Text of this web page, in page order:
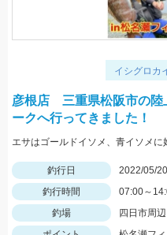
イシグロカ
彦根店 三重県松阪市の
ークへ行ってきました！
エサはゴールドイソメ、青イソメに
釣行日
2022/05/20
釣行時間
07:00～
釣場
四日市周辺